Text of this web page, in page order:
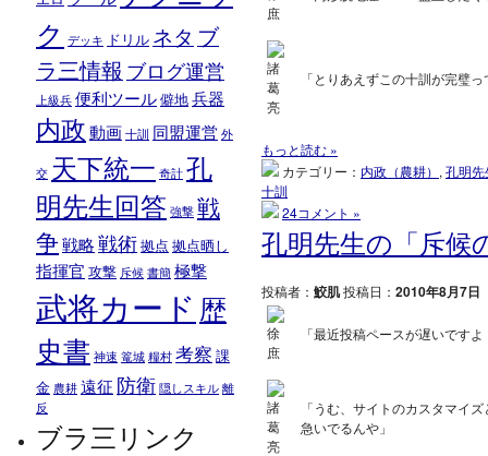
ク デッキ ドリル ネタ ブ
ラ三情報 ブログ運営
上級兵 便利ツール僻地兵器
内政動画 十訓 同盟運営 外
交 天下統一 奇計 孔
明先生回答 強撃 戦
争戦略戦術拠点 拠点晒し
指揮官 攻撃 斥候 書簡 極撃
武将カード 歴
史書 神速 篭城 糧村 考察 課
金 農耕 遠征 防衛 隠しスキル 離
反
ブラ三リンク
「とりあえずこの十訓が完璧
もっと読む »
カテゴリー： 内政（農耕） , 孔明先
十訓
24コメント »
孔明先生の「斥候
投稿者： 鮫肌投稿日： 2010年8月7日
「最近投稿ペースが遅いですよ
「うむ、サイトのカスタマイ
急いでるんや」